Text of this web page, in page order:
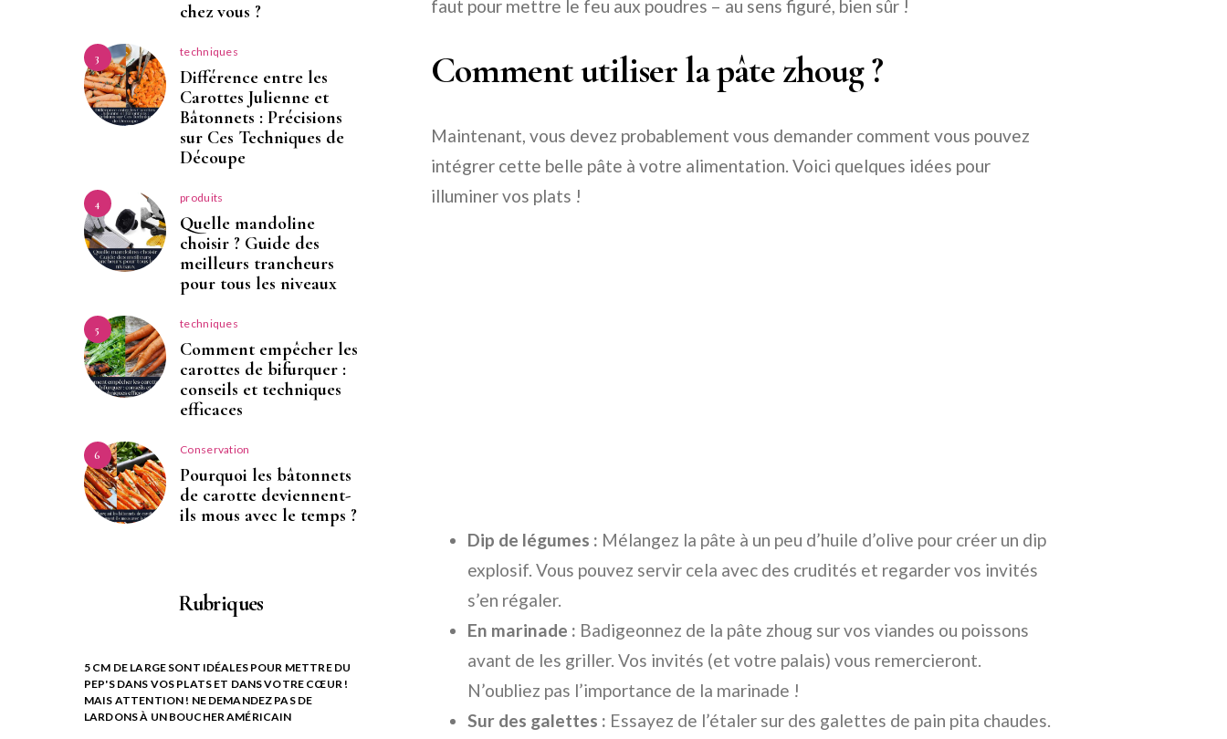
faut pour mettre le feu aux poudres – au sens figuré, bien sûr !
Comment utiliser la pâte zhoug ?
Maintenant, vous devez probablement vous demander comment vous pouvez
intégrer cette belle pâte à votre alimentation. Voici quelques idées pour
illuminer vos plats !
Dip de légumes : Mélangez la pâte à un peu d’huile d’olive pour créer un dip
explosif. Vous pouvez servir cela avec des crudités et regarder vos invités
s’en régaler.
En marinade : Badigeonnez de la pâte zhoug sur vos viandes ou poissons
avant de les griller. Vos invités (et votre palais) vous remercieront.
N’oubliez pas l’importance de la marinade !
Sur des galettes : Essayez de l’étaler sur des galettes de pain pita chaudes.
chez vous ?
3 techniques
Différence entre les
Carottes Julienne et
Bâtonnets : Précisions
sur Ces Techniques de
Découpe
4 produits
Quelle mandoline
choisir ? Guide des
meilleurs trancheurs
pour tous les niveaux
5 techniques
Comment empêcher les
carottes de bifurquer :
conseils et techniques
efficaces
6 Conservation
Pourquoi les bâtonnets
de carotte deviennent-
ils mous avec le temps ?
Rubriques
5 CM DE LARGE SONT IDÉALES POUR METTRE DU
PEP'S DANS VOS PLATS ET DANS VOTRE CŒUR !
MAIS ATTENTION ! NE DEMANDEZ PAS DE
LARDONS À UN BOUCHER AMÉRICAIN